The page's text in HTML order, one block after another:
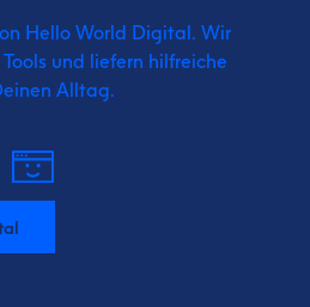
Hello World Digital. Wir
und liefern hilfreiche
Alltag.